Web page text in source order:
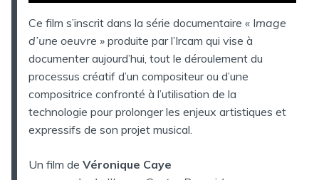
Ce film s’inscrit dans la série documentaire « Image
d’une oeuvre » produite par l’Ircam qui vise à
documenter aujourd’hui, tout le déroulement du
processus créatif d’un compositeur ou d’une
compositrice confronté à l’utilisation de la
technologie pour prolonger les enjeux artistiques et
expressifs de son projet musical.
Un film de Véronique Caye